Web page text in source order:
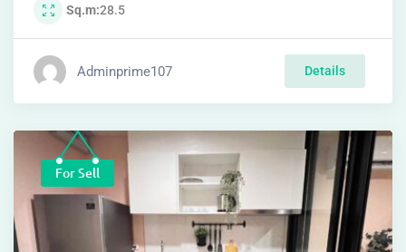
Sq.m 28.5
Adminprime107 Details
For Sell